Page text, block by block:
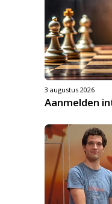
3 augustus 2026
Aanmelden